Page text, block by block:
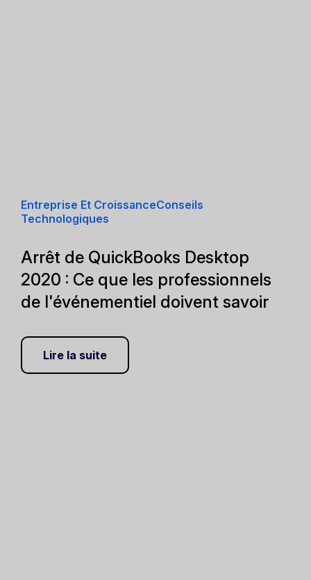
Entreprise Et CroissanceConseils
Technologiques
Arrêt de QuickBooks Desktop
2020 : Ce que les professionnels
de l'événementiel doivent savoir
Lire la suite